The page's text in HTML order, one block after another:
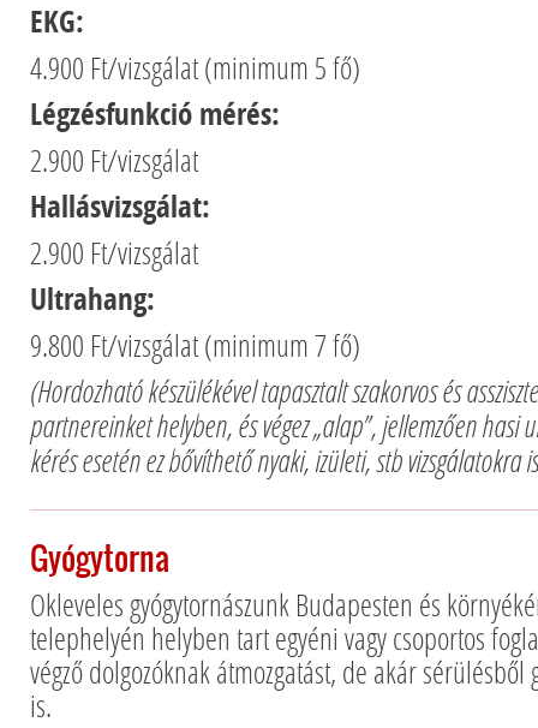
EKG:
4.900 Ft/vizsgálat (minimum 5 fő)
Légzésfunkció mérés:
2.900 Ft/vizsgálat
Hallásvizsgálat:
2.900 Ft/vizsgálat
Ultrahang:
9.800 Ft/vizsgálat (minimum 7 fő)
(Hordozható készülékével tapasztalt szakorvos és
partnereinket helyben, és végez „alap”, jellemzően hasi
kérés esetén ez bővíthető nyaki, izületi, stb vizsgálatokra
Gyógytorna
Okleveles gyógytornászunk Budapesten és
telephelyén helyben tart egyéni vagy csoportos
végző dolgozóknak átmozgatást, de akár sérülésből
is.